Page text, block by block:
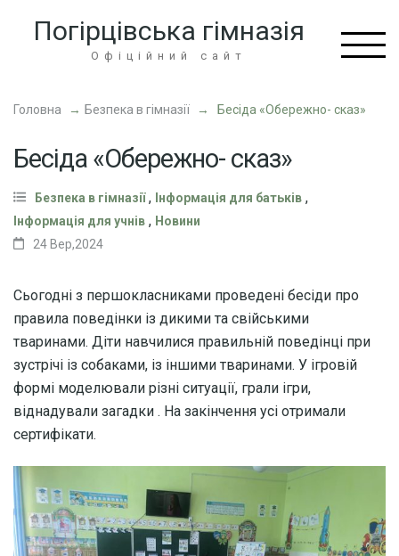
Enter)
Погірцівська гімназія
Офіційний сайт
Головна → Безпека в гімназії → Бесіда «Обережно- сказ»
Бесіда «Обережно- сказ»
Безпека в гімназії, Інформація для батьків ,
Інформація для учнів , Новини
24 Вер,2024
Сьогодні з першокласниками проведені бесіди про
правила поведінки із дикими та свійськими
тваринами. Діти навчилися правильній поведінці при
зустрічі із собаками, із іншими тваринами. У ігровій
формі моделювали різні ситуації, грали ігри,
віднадували загадки . На закінчення усі отримали
сертифікати.